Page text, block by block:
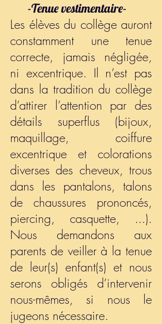
-Tenue vestimentaire-
Les élèves du collège auront
constamment une tenue
correcte, jamais négligée,
ni excentrique. Il n’est pas
dans la tradition du collège
d’attirer l’attention par des
détails superflus (bijoux,
maquillage, coiffure
excentrique et colorations
diverses des cheveux, trous
dans les pantalons, talons
de chaussures prononcés,
piercing, casquette, ...).
Nous demandons aux
parents de veiller à la tenue
de leur(s) enfant(s) et nous
serons obligés d’intervenir
nous-mêmes, si nous le
jugeons nécessaire.